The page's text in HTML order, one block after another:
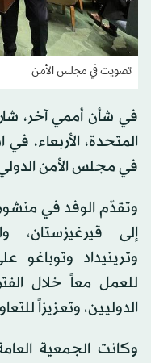
تصويت في مجلس الأمن
في شأن أممي آخر،
المتحدة، الأربعاء،
في مجلس الأمن الدولي للفترة
وتقدّم الوفد في
إلى قيرغيزستان،
وترينيداد وتوباغو
للعمل معاً خلال
الدوليين، وتعزيزاً
وكانت الجمعية